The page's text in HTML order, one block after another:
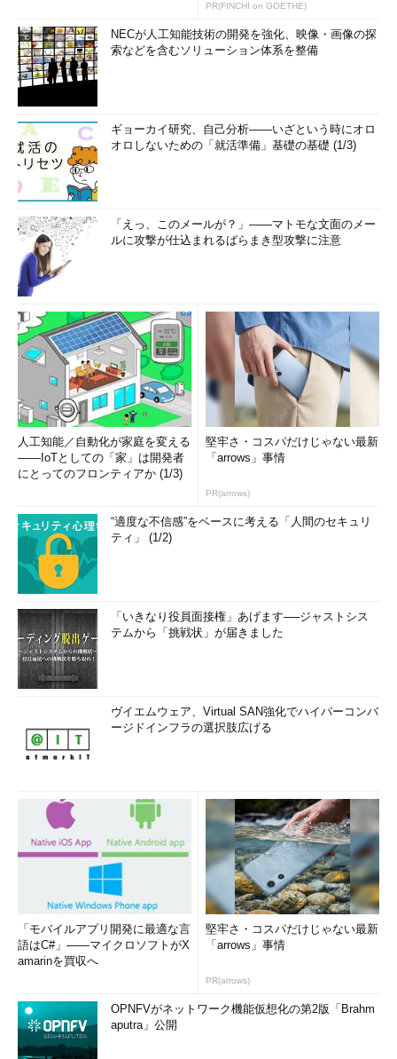
PR(FINCHI on GOETHE)
NECが人工知能技術の開発を強化、映像・画像の探
索などを含むソリューション体系を整備
ギョーカイ研究、自己分析――いざという時にオロ
オロしないための「就活準備」基礎の基礎 (1/3)
「えっ、このメールが？」――マトモな文面のメー
ルに攻撃が仕込まれるばらまき型攻撃に注意
人工知能／自動化が家庭を変える
――IoTとしての「家」は開発者
にとってのフロンティアか (1/3)
堅牢さ・コスパだけじゃない最新
「arrows」事情
PR(arrows)
“適度な不信感”をベースに考える「人間のセキュリ
ティ」 (1/2)
「いきなり役員面接権」あげます──ジャストシス
テムから「挑戦状」が届きました
ヴイエムウェア、Virtual SAN強化でハイパーコンバ
ージドインフラの選択肢広げる
「モバイルアプリ開発に最適な言
語はC#」――マイクロソフトがX
amarinを買収へ
堅牢さ・コスパだけじゃない最新
「arrows」事情
PR(arrows)
OPNFVがネットワーク機能仮想化の第2版「Brahm
aputra」公開